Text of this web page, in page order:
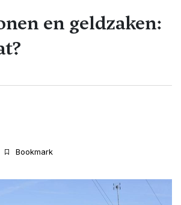
en geldzaken:
Bookmark